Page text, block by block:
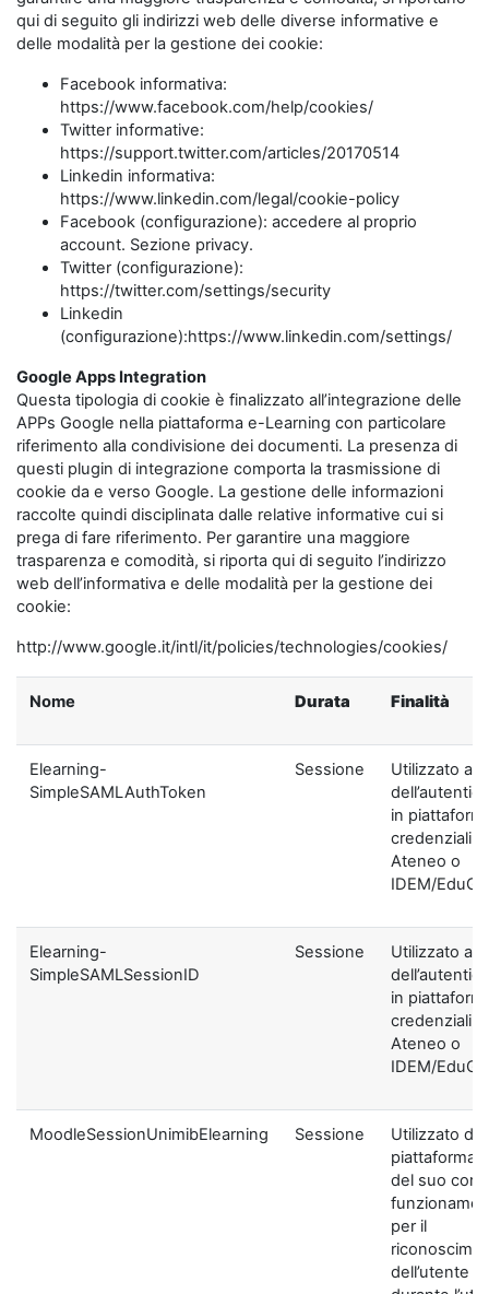
qui di seguito gli indirizzi web delle diverse informative e
delle modalità per la gestione dei cookie:
Facebook informativa:
https://www.facebook.com/help/cookies/
Twitter informative:
https://support.twitter.com/articles/20170514
Linkedin informativa:
https://www.linkedin.com/legal/cookie-policy
Facebook (configurazione): accedere al proprio
account. Sezione privacy.
Twitter (configurazione):
https://twitter.com/settings/security
Linkedin
(configurazione):https://www.linkedin.com/settings/
Google Apps Integration
Questa tipologia di cookie è finalizzato all’integrazione delle
APPs Google nella piattaforma e-Learning con particolare
riferimento alla condivisione dei documenti. La presenza di
questi plugin di integrazione comporta la trasmissione di
cookie da e verso Google. La gestione delle informazioni
raccolte quindi disciplinata dalle relative informative cui si
prega di fare riferimento. Per garantire una maggiore
trasparenza e comodità, si riporta qui di seguito l’indirizzo
web dell’informativa e delle modalità per la gestione dei
cookie:
http://www.google.it/intl/it/policies/technologies/cookies/
Nome Durata Finalità
Elearning-
SimpleSAMLAuthToken
Sessione
Utilizzato ai
in
credenziali di
Ateneo o
IDEM/
Elearning-
SimpleSAMLSessionID
Sessione
Utilizzato ai
in
credenziali di
Ateneo o
IDEM/
MoodleSessionUnimibElearning Sessione
Utilizzato
piattaforma
del suo
per il
dell’utente